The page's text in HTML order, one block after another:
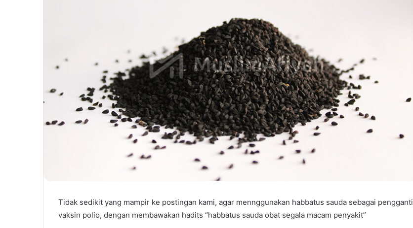
Tidak sedikit yang mampir ke postingan kami, agar mennggunakan habbatus sauda sebagai pengganti
vaksin polio, dengan membawakan hadits “habbatus sauda obat segala macam penyakit”